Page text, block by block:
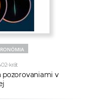
krát
pozorovaniami v